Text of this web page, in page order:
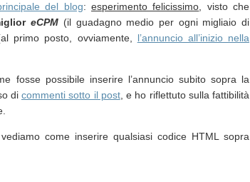
del blog:esperimento felicissimo , visto che
eCPM (il guadagno medio per ogni migliaio di
primo posto, ovviamente, l’annuncio all’inizio nella
fosse possibile inserire l’annuncio subito sopra la
di commenti sotto il post, e ho riflettuto sulla fattibilità
come inserire qualsiasi codice HTML sopra